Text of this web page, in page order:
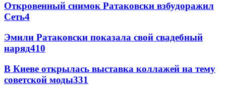
Откровенный снимок Ратаковски взбудоражил
Сеть4
Эмили Ратаковски показала свой свадебный
наряд410
В Киеве открылась выставка коллажей на тему
советской моды331